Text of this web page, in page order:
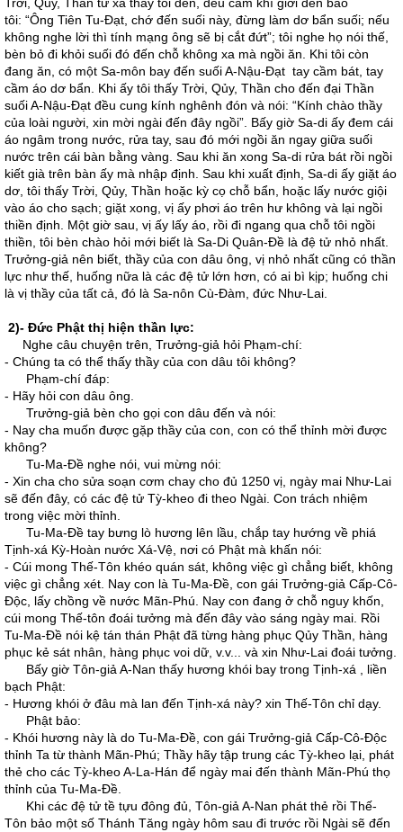
tôi: “Ông Tiên Tu-Đạt, chớ đến suối này, đừng làm dơ bẩn suối; nếu
không nghe lời thì tính mạng ông sẽ bị cắt đứt”; tôi nghe họ nói thế,
bèn bỏ đi khỏi suối đó đến chỗ không xa mà ngồi ăn. Khi tôi còn
đang ăn, có một Sa-môn bay đến suối A-Nậu-Đạt tay cầm bát, tay
cầm áo dơ bẩn. Khi ấy tôi thấy Trời, Qủy, Thần cho đến đại Thần
suối A-Nậu-Đạt đều cung kính nghênh đón và nói: “Kính chào thầy
của loài người, xin mời ngài đến đây ngồi”. Bấy giờ Sa-di ấy đem cái
áo ngâm trong nước, rửa tay, sau đó mới ngồi ăn ngay giữa suối
nước trên cái bàn bằng vàng. Sau khi ăn xong Sa-di rửa bát rồi ngồi
kiết già trên bàn ấy mà nhập định. Sau khi xuất định, Sa-di ấy giặt áo
dơ, tôi thấy Trời, Qủy, Thần hoặc kỳ cọ chỗ bẩn, hoặc lấy nước giội
vào áo cho sạch; giặt xong, vị ấy phơi áo trên hư không và lại ngồi
thiền định. Một giờ sau, vị ấy lấy áo, rồi đi ngang qua chỗ tôi ngồi
thiền, tôi bèn chào hỏi mới biết là Sa-Di Quân-Đề là đệ tử nhỏ nhất.
Trưởng-giả nên biết, thầy của con dâu ông, vị nhỏ nhất cũng có thần
lực như thế, huống nữa là các đệ tử lớn hơn, có ai bì kịp; huống chi
là vị thầy của tất cả, đó là Sa-nôn Cù-Đàm, đức Như-Lai.
2)- Đức Phật thị hiện thần lực:
Nghe câu chuyện trên, Trưởng-giả hỏi Phạm-chí:
- Chúng ta có thể thấy thầy của con dâu tôi không?
Phạm-chí đáp:
- Hãy hỏi con dâu ông.
Trưởng-giả bèn cho gọi con dâu đến và nói:
- Nay cha muốn được gặp thầy của con, con có thể thỉnh mời được
không?
Tu-Ma-Đề nghe nói, vui mừng nói:
- Xin cha cho sửa soạn cơm chay cho đủ 1250 vị, ngày mai Như-Lai
sẽ đến đây, có các đệ tử Tỳ-kheo đi theo Ngài. Con trách nhiệm
trong việc mời thỉnh.
Tu-Ma-Đề tay bưng lò hương lên lầu, chắp tay hướng về phiá
Tịnh-xá Kỳ-Hoàn nước Xá-Vệ, nơi có Phật mà khấn nói:
- Cúi mong Thế-Tôn khéo quán sát, không việc gì chẳng biết, không
việc gì chẳng xét. Nay con là Tu-Ma-Đề, con gái Trưởng-giả Cấp-Cô-
Độc, lấy chồng về nước Mãn-Phú. Nay con đang ở chỗ nguy khốn,
cúi mong Thế-tôn đoái tưởng mà đến đây vào sáng ngày mai. Rồi
Tu-Ma-Đề nói kệ tán thán Phật đã từng hàng phục Qủy Thần, hàng
phục kẻ sát nhân, hàng phục voi dữ, v.v... và xin Như-Lai đoái tưởng.
Bấy giờ Tôn-giả A-Nan thấy hương khói bay trong Tịnh-xá , liền
bạch Phật:
- Hương khói ở đâu mà lan đến Tịnh-xá này? xin Thế-Tôn chỉ dạy.
Phật bảo:
- Khói hương này là do Tu-Ma-Đề, con gái Trưởng-giả Cấp-Cô-Độc
thỉnh Ta từ thành Mãn-Phú; Thầy hãy tập trung các Tỳ-kheo lại, phát
thẻ cho các Tỳ-kheo A-La-Hán để ngày mai đến thành Mãn-Phú thọ
thỉnh của Tu-Ma-Đề.
Khi các đệ tử tề tựu đông đủ, Tôn-giả A-Nan phát thẻ rồi Thế-
Tôn bảo một số Thánh Tăng ngày hôm sau đi trước rồi Ngài sẽ đến